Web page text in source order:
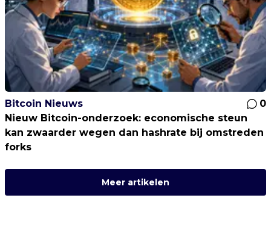
Bitcoin Nieuws
0
Nieuw Bitcoin-onderzoek: economische steun
kan zwaarder wegen dan hashrate bij omstreden
forks
Meer artikelen